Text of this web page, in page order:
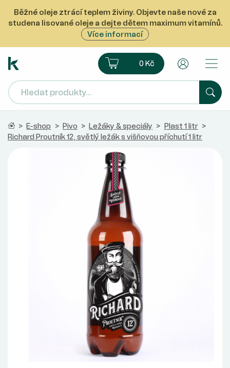
Běžné oleje ztrácí teplem živiny. Objevte naše nové za
studena lisované oleje a dejte dětem maximum vitamínů.
Více informací
Ekoprodukt e-shop Košík0 Kč
Domů
> E-shop > Pivo > Ležáky & speciály > Plast 1 litr >
Richard Proutník 12, světlý ležák s višňovou příchutí 1 litr